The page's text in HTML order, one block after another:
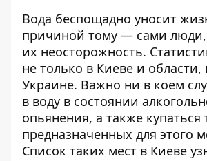
Вода беспощадно уносит
причиной тому — сами
их неосторожность.
не только в Киеве и области,
Украине. Важно ни в коем
в воду в состоянии
опьянения, а также купаться
предназначенных для этого
Список таких мест в Киеве